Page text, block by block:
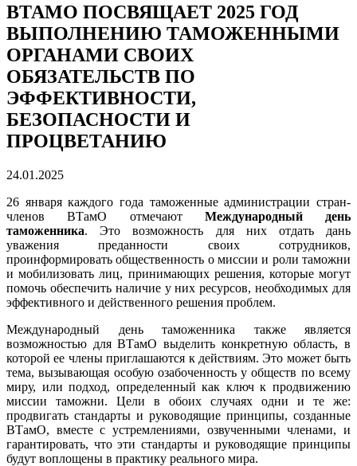
ВТАМО ПОСВЯЩАЕТ 2025 ГОД
ВЫПОЛНЕНИЮ ТАМОЖЕННЫМИ
ОРГАНАМИ СВОИХ
ОБЯЗАТЕЛЬСТВ ПО
ЭФФЕКТИВНОСТИ,
БЕЗОПАСНОСТИ И
ПРОЦВЕТАНИЮ
24.01.2025
26 января каждого года таможенные администрации стран-
членов ВТамО отмечают Международный день
таможенника. Это возможность для них отдать дань
уважения преданности своих сотрудников,
проинформировать общественность о миссии и роли таможни
и мобилизовать лиц, принимающих решения, которые могут
помочь обеспечить наличие у них ресурсов, необходимых для
эффективного и действенного решения проблем.
Международный день таможенника также является
возможностью для ВТамО выделить конкретную область, в
которой ее члены приглашаются к действиям. Это может быть
тема, вызывающая особую озабоченность у обществ по всему
миру, или подход, определенный как ключ к продвижению
миссии таможни. Цели в обоих случаях одни и те же:
продвигать стандарты и руководящие принципы, созданные
ВТамО, вместе с устремлениями, озвученными членами, и
гарантировать, что эти стандарты и руководящие принципы
будут воплощены в практику реального мира.